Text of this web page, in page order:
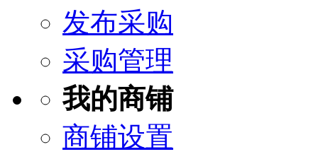
发布采购
采购管理
我的商铺
商铺设置